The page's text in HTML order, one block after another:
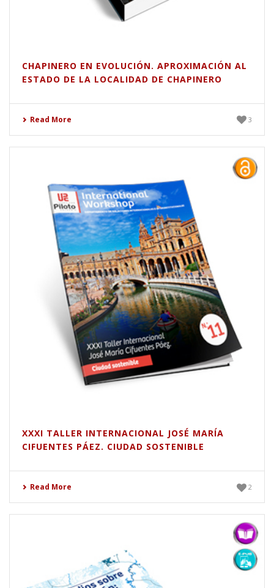
CHAPINERO EN EVOLUCIÓN. APROXIMACIÓN AL
ESTADO DE LA LOCALIDAD DE CHAPINERO
Read More 3
XXXI TALLER INTERNACIONAL JOSÉ MARÍA
CIFUENTES PÁEZ. CIUDAD SOSTENIBLE
Read More 2